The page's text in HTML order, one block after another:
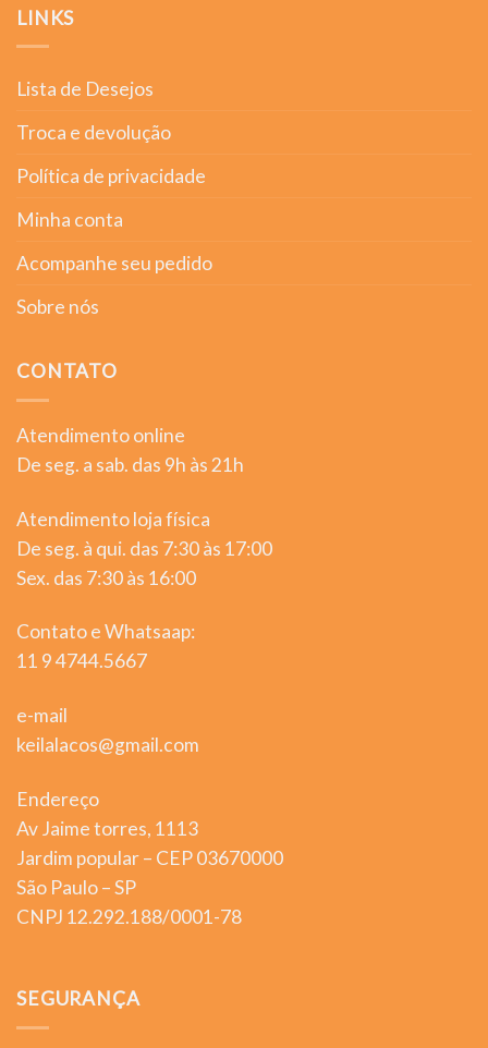
LINKS
Lista de Desejos
Troca e devolução
Política de privacidade
Minha conta
Acompanhe seu pedido
Sobre nós
CONTATO
Atendimento online
De seg. a sab. das 9h às 21h
Atendimento loja física
De seg. à qui. das 7:30 às 17:00
Sex. das 7:30 às 16:00
Contato e Whatsaap:
11 9 4744.5667
e-mail
keilalacos@gmail.com
Endereço
Av Jaime torres, 1113
Jardim popular – CEP 03670000
São Paulo – SP
CNPJ 12.292.188/0001-78
SEGURANÇA